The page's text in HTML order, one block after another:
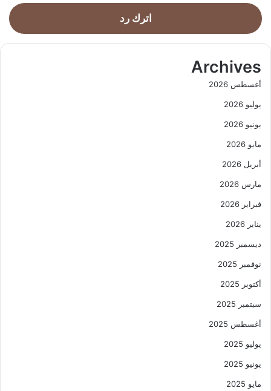
اترك رد
Archives
أغسطس 2026
يوليو 2026
يونيو 2026
مايو 2026
أبريل 2026
مارس 2026
فبراير 2026
يناير 2026
ديسمبر 2025
نوفمبر 2025
أكتوبر 2025
سبتمبر 2025
أغسطس 2025
يوليو 2025
يونيو 2025
مايو 2025